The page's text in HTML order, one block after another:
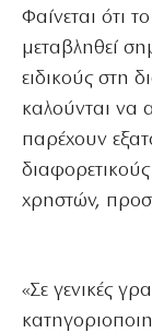
Φαίνεται ότι
μεταβληθεί
ειδικούς στη
καλούνται να
παρέχουν
χρηστών,
«Σε γενικές